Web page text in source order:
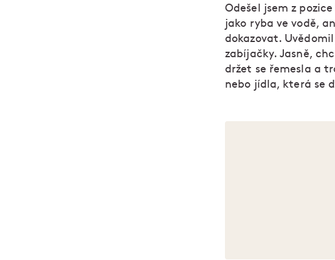
Odešel jsem z
jako ryba ve vodě,
dokazovat.
zabíjačky. Jasně,
držet se řemesla a
nebo jídla, která se